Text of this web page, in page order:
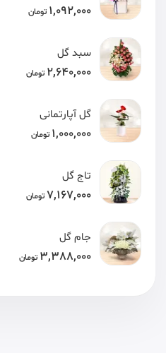
1,092,000 تومان
سبد گل
2,640,000 تومان
گل آپارتمانی
1,000,000 تومان
تاج گل
7,167,000 تومان
جام گل
3,388,000 تومان